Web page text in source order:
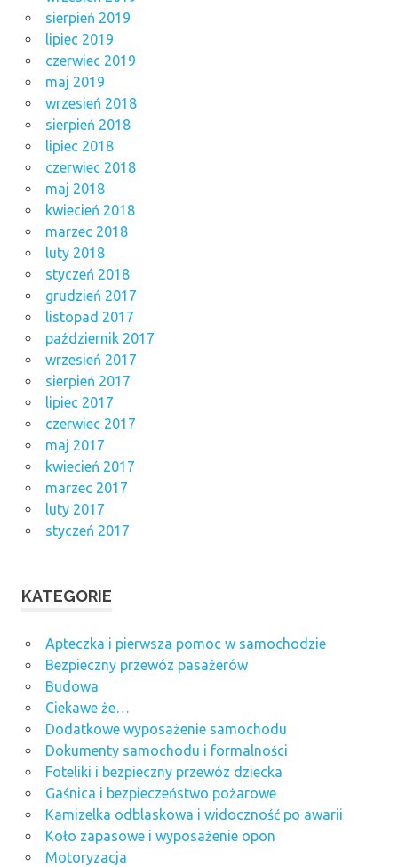
sierpień 2019
lipiec 2019
czerwiec 2019
maj 2019
wrzesień 2018
sierpień 2018
lipiec 2018
czerwiec 2018
maj 2018
kwiecień 2018
marzec 2018
luty 2018
styczeń 2018
grudzień 2017
listopad 2017
październik 2017
wrzesień 2017
sierpień 2017
lipiec 2017
czerwiec 2017
maj 2017
kwiecień 2017
marzec 2017
luty 2017
styczeń 2017
KATEGORIE
Apteczka i pierwsza pomoc w samochodzie
Bezpieczny przewóz pasażerów
Budowa
Ciekawe że…
Dodatkowe wyposażenie samochodu
Dokumenty samochodu i formalności
Foteliki i bezpieczny przewóz dziecka
Gaśnica i bezpieczeństwo pożarowe
Kamizelka odblaskowa i widoczność po awarii
Koło zapasowe i wyposażenie opon
Motoryzacja